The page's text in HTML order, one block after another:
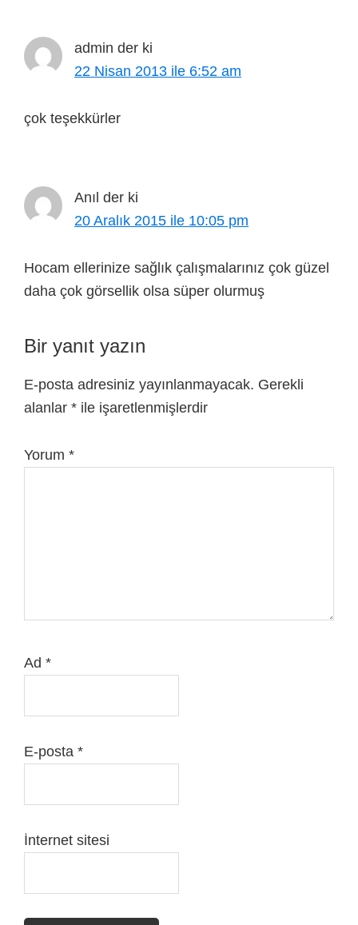
admin der ki
22 Nisan 2013 ile 6:52 am
çok teşekkürler
Anıl der ki
20 Aralık 2015 ile 10:05 pm
Hocam ellerinize sağlık çalışmalarınız çok güzel
daha çok görsellik olsa süper olurmuş
Bir yanıt yazın
E-posta adresiniz yayınlanmayacak. Gerekli
alanlar * ile işaretlenmişlerdir
Yorum *
Ad *
E-posta *
İnternet sitesi